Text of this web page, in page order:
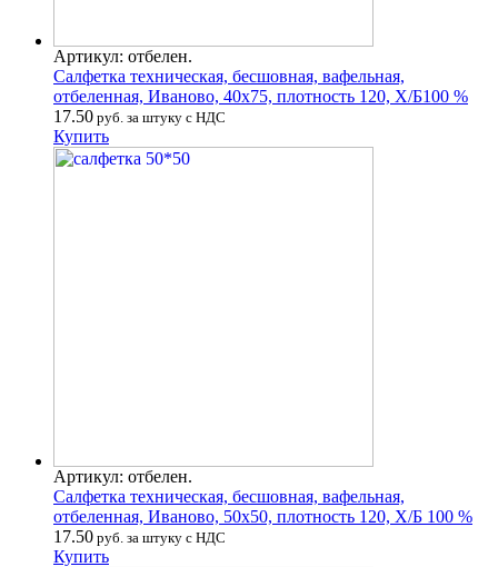
Артикул: отбелен.
Салфетка техническая, бесшовная, вафельная,
отбеленная, Иваново, 40х75, плотность 120, Х/Б100 %
17.50 руб. за штуку с НДС
Купить
Артикул: отбелен.
Салфетка техническая, бесшовная, вафельная,
отбеленная, Иваново, 50х50, плотность 120, Х/Б 100 %
17.50 руб. за штуку с НДС
Купить